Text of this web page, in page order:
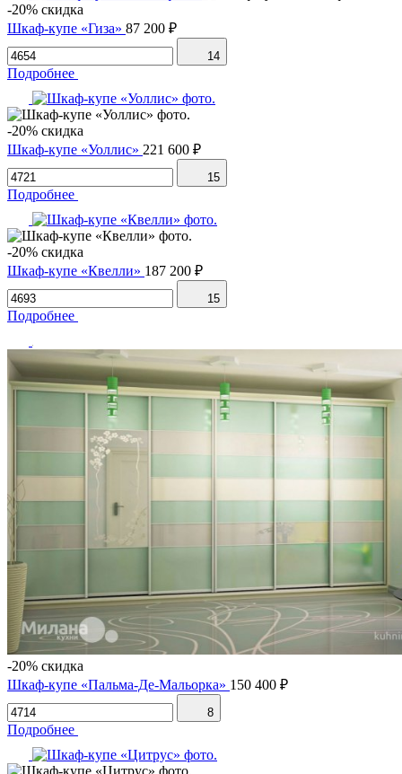
-20% скидка
Шкаф-купе «Гиза» 87 200 ₽
14
Подробнее
-20% скидка
Шкаф-купе «Уоллис» 221 600 ₽
15
Подробнее
-20% скидка
Шкаф-купе «Квелли» 187 200 ₽
15
Подробнее
-20% скидка
Шкаф-купе «Пальма-Де-Мальорка» 150 400 ₽
8
Подробнее